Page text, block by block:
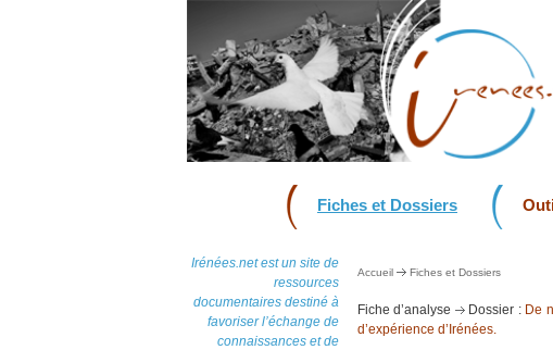
Fiches et Dossiers
Irénées.net est un site de
ressources
documentaires destiné à
favoriser l’échange de
connaissances et de
Accueil Fiches et Dossiers
Fiche d’analyse Dossier : De
d’expérience d’Irénées.